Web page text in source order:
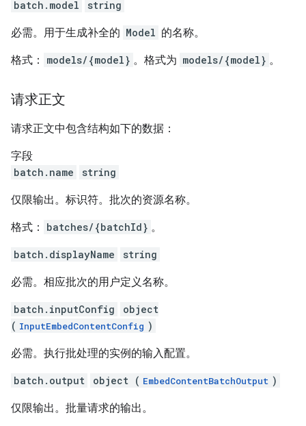
batch.model string
必需。用于生成补全的 Model 的名称。
格式： models/{model} 。格式为 models/{model} 。
请求正文
请求正文中包含结构如下的数据：
字段
batch.name
string
仅限输出。标识符。批次的资源名称。
格式： batches/{batchId} 。
batch.displayName string
必需。相应批次的用户定义名称。
batch.inputConfig
object
( InputEmbedContentConfig )
必需。执行批处理的实例的输入配置。
batch.output object ( EmbedContentBatchOutput )
仅限输出。批量请求的输出。